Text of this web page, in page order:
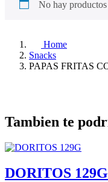
No hay
Home
Snacks
PAPAS FRITAS
Tambien te
DORITOS 129G